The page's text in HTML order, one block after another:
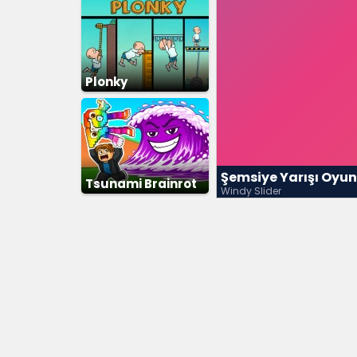
Plonky
Tsunami Brainrot Şemsiye Yarışı
Windy Slider